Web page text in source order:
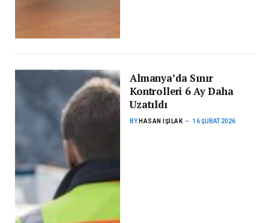
Almanya’da Sınır
Kontrolleri 6 Ay Daha
Uzatıldı
BY HASAN IŞILAK 16 ŞUBAT 2026